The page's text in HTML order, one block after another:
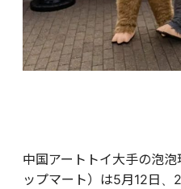
中国アートトイ大手の泡
ップマート）は5月12日